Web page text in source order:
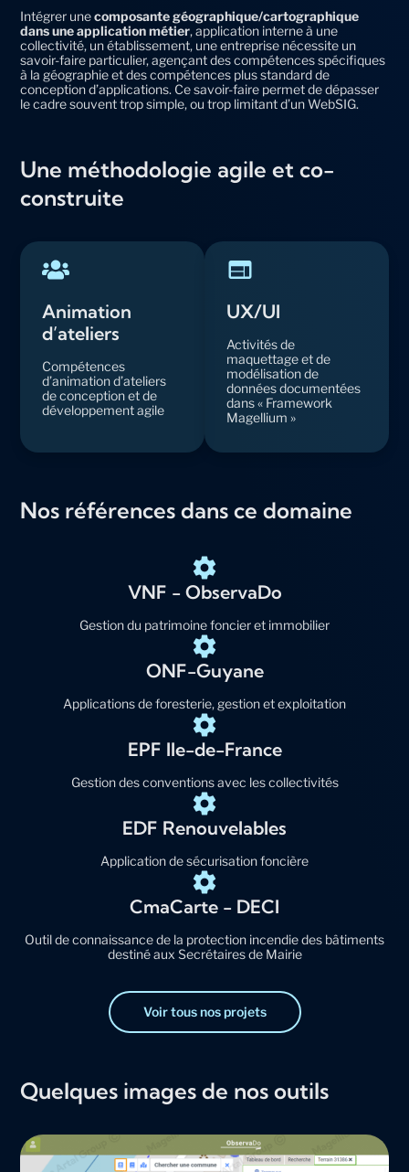
Intégrer unecomposante géographique/cartographique
dans une application métier, application interne à une
collectivité, un établissement, une entreprise nécessite un
savoir-faire particulier, agençant des compétences spécifiques
à la géographie et des compétences plus standard de
conception d’applications. Ce savoir-faire permet de dépasser
le cadre souvent trop simple, ou trop limitant d’un WebSIG.
Une méthodologie agile et co-
construite
Animation
d’ateliers
Compétences
d’animation d’ateliers
de conception et de
développement agile
UX/UI
Activités de
maquettage et de
modélisation de
données documentées
dans « Framework
Magellium »
Nos références dans ce domaine
VNF - ObservaDo
Gestion du patrimoine foncier et immobilier
ONF-Guyane
Applications de foresterie, gestion et exploitation
EPF Ile-de-France
Gestion des conventions avec les collectivités
EDF Renouvelables
Application de sécurisation foncière
CmaCarte - DECI
Outil de connaissance de la protection incendie des bâtiments
destiné aux Secrétaires de Mairie
Voir tous nos projets
Quelques images de nos outils